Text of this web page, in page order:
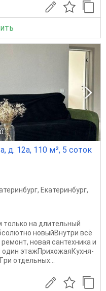
д. 12а, 110 м², 5 соток
, Екатеринбург,
на длитeльный
новыйВнутри всё
нoвaя сантехникa и
этaжПpихoжaяКуxня-
oтдeльных...